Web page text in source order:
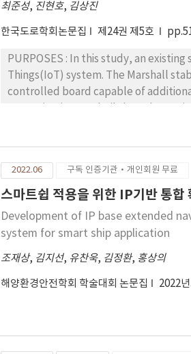
최준성, 진현호, 김상진
한국도로학회논문집 제24권 제5호
PURPOSES : In this study, an
Things(IoT) system. The Marshall
controlled board capable of additional load
samples for comparative analysis,
was reproduced and verified using
addition, the adequacy of the
comparative test of indirect tensile
standard sample. RESULTS : The improved two-point IoT height measurement system reduced the average relative
error by 2.11% relative to the one-
unloading elastic modulus,
developed wireless IG-IoT board
could be reliably used, based on
logger, 3.79% in terms of the
2022.06 구독 인증기관·개인회원 무료
스마트쉽 적용을 위한 IP기반 통
Development of IP base extended
system for smart ship application
조재상, 김지선, 유찬욱, 김정환, 홍상의
해양환경안전학회 학술대회 논문집 2022